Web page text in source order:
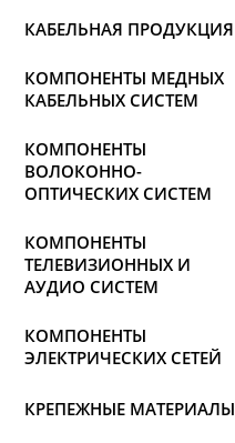
КАБЕЛЬНАЯ ПРОДУКЦИЯ
КОМПОНЕНТЫ МЕДНЫХ
КАБЕЛЬНЫХ СИСТЕМ
КОМПОНЕНТЫ
ВОЛОКОННО-
ОПТИЧЕСКИХ СИСТЕМ
КОМПОНЕНТЫ
ТЕЛЕВИЗИОННЫХ И
АУДИО СИСТЕМ
КОМПОНЕНТЫ
ЭЛЕКТРИЧЕСКИХ СЕТЕЙ
КРЕПЕЖНЫЕ МАТЕРИАЛЫ